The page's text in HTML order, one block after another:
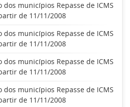
municípios Repasse de ICMS
de 11/11/2008
municípios Repasse de ICMS
de 11/11/2008
municípios Repasse de ICMS
de 11/11/2008
municípios Repasse de ICMS
de 11/11/2008